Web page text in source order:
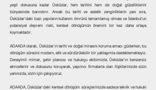
yeşil dokusuna kadar Üsküdar, hem tarihini hem de doğal güzelliklerini
bünyesinde barındırır. Ancak bu tarihi ve estetik zenginliklerin yanı sıra,
Üsküdar'daki bazı yapıların kullanım ömrünü tamamlamış olması ve İstanbul'un
potansiyel deprem riski, kentsel dönüşümün önemini bir kez daha ortaya
koymaktadır.
ADAADA olarak, Üsküdar'ın tarihi ve doğal mirasını koruma amacı güderken, bu
dönüşüm sürecini modern, etik ve sürdürülebilir bir yaklaşımla desteklemekteyiz.
Deneyimli mimar, şehir plancısı ve hukukçu ekibimizle, Üsküdar'ın benzersiz
atmosferini ve dokusunu koruyarak, yapımcı firmalarla olan ilişkilerinizde sizin
yanınızda, sizin için çalışıyoruz.
ADAADA, Üsküdar'daki kentsel dönüşüm süreçlerinizde sadece teknik ve hukuki